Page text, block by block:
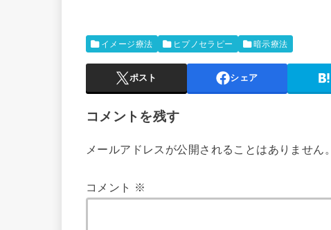
イメージ療法 ヒプノセラピー 暗示療法
ポスト シェア
コメントを残す
メールアドレスが公開されることはありません。
コメント ※